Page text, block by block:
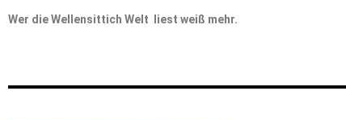
Wer die Wellensittich Welt liest weiß mehr.